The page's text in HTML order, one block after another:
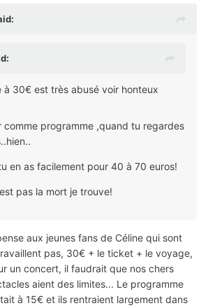
à 30€ est très abusé voir honteux
comme programme ,quand tu regardes
en as facilement pour 40 à 70 euros!
pas la mort je trouve!
aux jeunes fans de Céline qui sont
pas, 30€ + le ticket + le voyage,
un concert, il faudrait que nos chers
aient des limites... Le programme
à 15€ et ils rentraient largement dans